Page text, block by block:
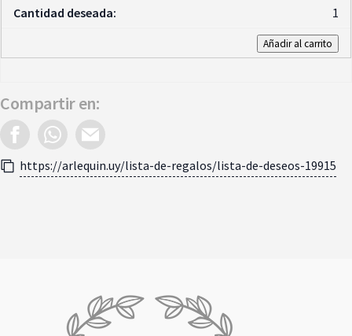
1
Añadir al carrito
Compartir en:
https://arlequin.uy/lista-de-regalos/lista-de-deseos-19915